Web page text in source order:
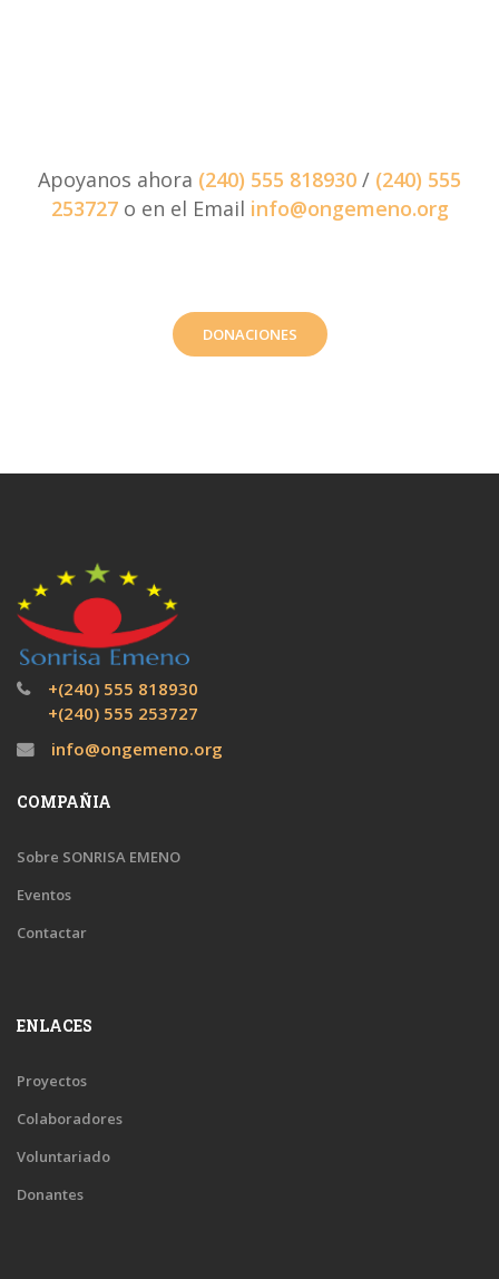
Apoyanos ahora (240) 555 818930 / (240) 555
253727o en el Email info@ongemeno.org
DONACIONES
+(240) 555 818930
+(240) 555 253727
info@ongemeno.org
COMPAÑIA
Sobre SONRISA EMENO
Eventos
Contactar
ENLACES
Proyectos
Colaboradores
Voluntariado
Donantes